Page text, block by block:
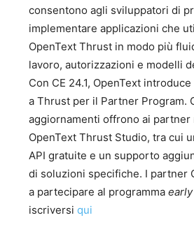
consentono agli sviluppatori di
implementare applicazioni che
OpenText Thrust in modo più
lavoro, autorizzazioni e modelli
Con CE 24.1, OpenText
a Thrust per il Partner Program.
aggiornamenti offrono ai
OpenText Thrust Studio, tra cui
API gratuite e un supporto
di soluzioni specifiche. I partner
a partecipare al programma
iscriversi qui